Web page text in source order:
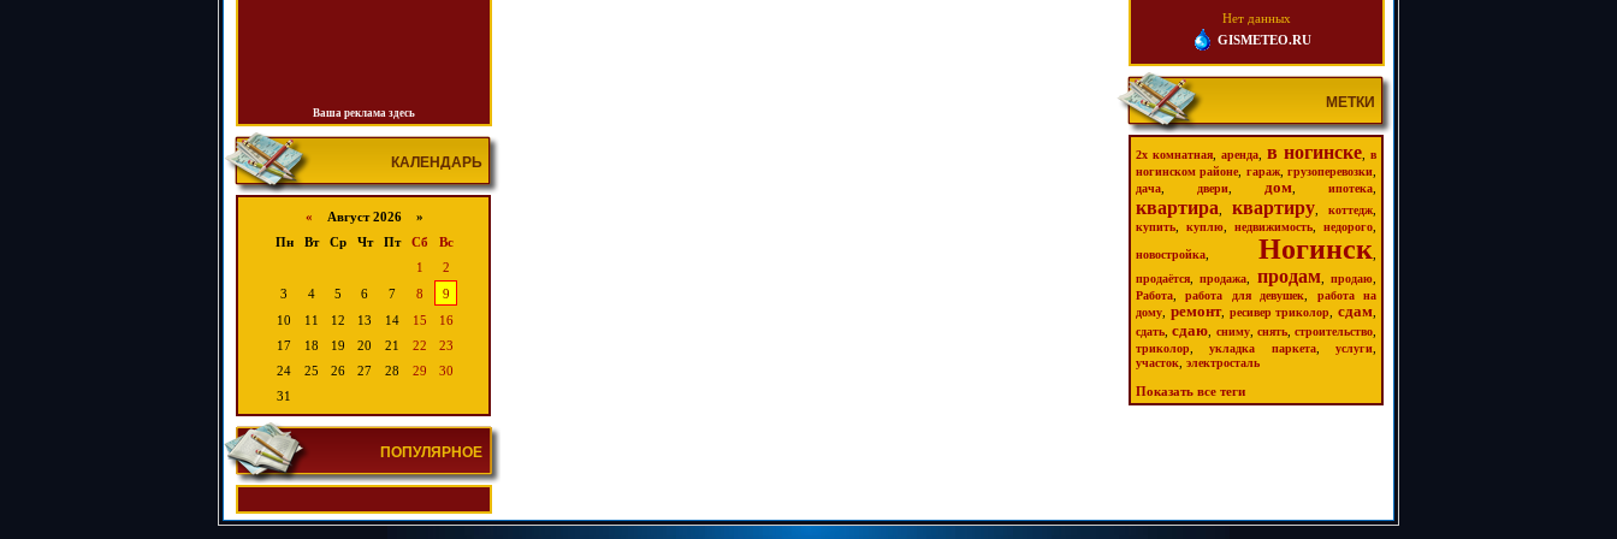
Ваша реклама здесь
КАЛЕНДАРЬ
« Август 2026 »
Пн
Вт Ср Чт Пт Сб
Вс
1
2
3
4 5 6 7 8
9
10
11 12 13 14 15
16
17
18 19 20 21 22
23
24
25 26 27 28 29
30
31
ПОПУЛЯРНОЕ
Нет данных
GISMETEO.RU
МЕТКИ
2х комнатная аренда в ногинске
в
ногинском районе
гараж,грузоперевозки
дача двери дом ипотека
квартира квартиру коттедж
купить куплю недвижимость недорого
новостройка Ногинск
продаётся ,продажа продам,продаю
Работа ,работа для девушек
работа на
дому
ремонт, ресивер триколор сдам
сдать ,сдаю сниму, снять, строительство
триколор ,укладка паркета,услуги
участок электросталь
Показать все теги